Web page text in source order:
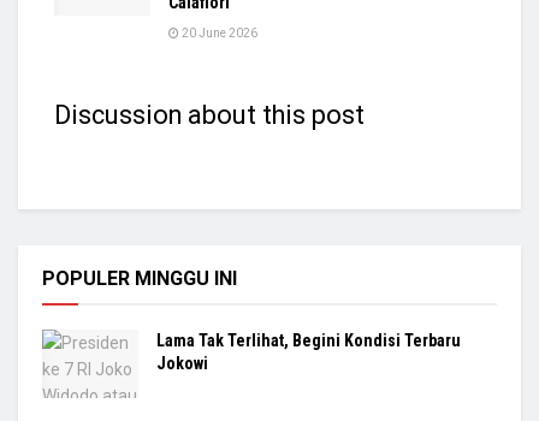
20 June 2026
Discussion about this post
POPULER MINGGU INI
Lama Tak Terlihat, Begini Kondisi Terbaru
Jokowi